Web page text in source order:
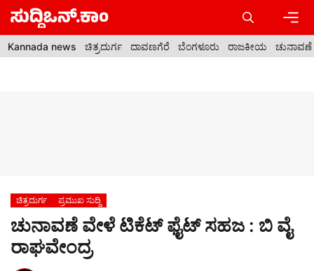
Skip
content
Kannada news ಚಿತ್ರದುರ್ಗ ದಾವಣಗೆರೆ ಬೆಂಗಳೂರು ರಾಜಕೀಯ ಚುನಾವಣೆ
ಚಿತ್ರದುರ್ಗ ಪ್ರಮುಖ ಸುದ್ದಿ
ಚುನಾವಣೆ ವೇಳೆ ಟಿಕೆಟ್ ಫೈಟ್ ಸಹಜ : ಬಿ ವೈ
ರಾಘವೇಂದ್ರ